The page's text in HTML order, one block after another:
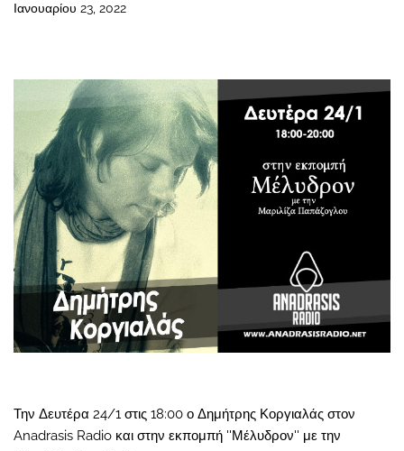
Ιανουαρίου 23, 2022
Την Δευτέρα 24/1 στις 18:00 ο Δημήτρης Κοργιαλάς στον
Anadrasis Radio και στην εκπομπή ''Μέλυδρον'' με την